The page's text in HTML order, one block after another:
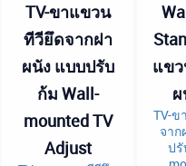
TV-ขาแขวน
ทีวียึดจากฝา
ผนัง แบบปรับ
ก้ม Wall-
mounted TV
Adjust
แข
ผ
TV-
จาก
ปรั